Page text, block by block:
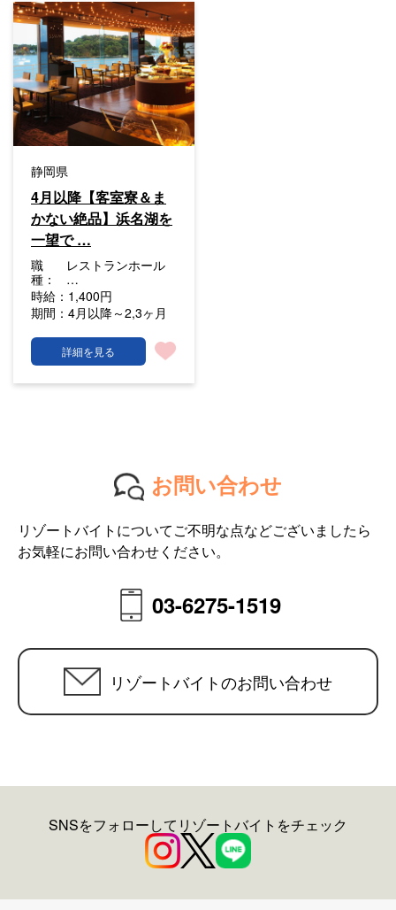
静岡県
4月以降【客室寮＆ま
かない絶品】浜名湖を
一望で …
職
種：
レストランホール
…
時給： 1,400円
期間： 4月以降～2,3ヶ月
詳細を見る
お問い合わせ
リゾートバイトについてご不明な点などございましたら
お気軽にお問い合わせください。
03-6275-1519
リゾートバイトのお問い合わせ
SNSをフォローしてリゾートバイトをチェック